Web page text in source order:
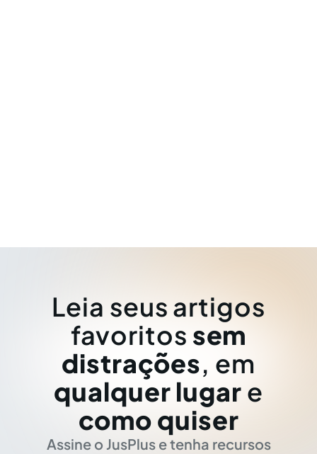
Leia seus artigos
favoritos sem
distrações, em
qualquer lugar e
como quiser
Assine o JusPlus e tenha recursos